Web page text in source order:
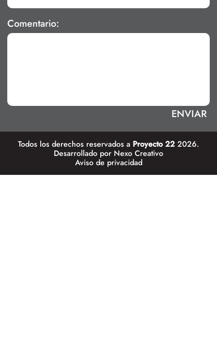
Comentario:
Todos los derechos reservados a Proyecto 22 2026.
Desarrollado por Nexo Creativo
Aviso de privacidad